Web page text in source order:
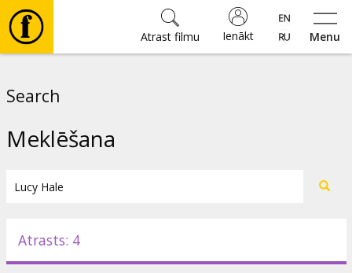
Menu
Ienākt
Atrast filmu
Pasākumi
Search
Meklēšana
Atrasts: 4